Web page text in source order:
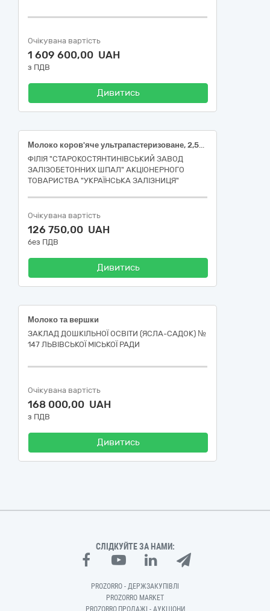
Очікувана вартість
1 609 600,00 UAH
з ПДВ
Дивитись
Молоко коров'яче ультрапастеризоване, 2,5%, пакет картонний (брикет), ДСТУ 2661, 900-1000г
ФІЛІЯ "СТАРОКОСТЯНТИНІВСЬКИЙ ЗАВОД
ЗАЛІЗОБЕТОННИХ ШПАЛ" АКЦІОНЕРНОГО
ТОВАРИСТВА "УКРАЇНСЬКА ЗАЛІЗНИЦЯ"
Очікувана вартість
126 750,00 UAH
без ПДВ
Дивитись
Молоко та вершки
ЗАКЛАД ДОШКІЛЬНОЇ ОСВІТИ (ЯСЛА-САДОК) №
147 ЛЬВІВСЬКОЇ МІСЬКОЇ РАДИ
Очікувана вартість
168 000,00 UAH
з ПДВ
Дивитись
СЛІДКУЙТЕ ЗА НАМИ:
PROZORRO - ДЕРЖЗАКУПІВЛІ
PROZORRO MARKET
PROZORRO.ПРОДАЖІ - АУКЦІОНИ